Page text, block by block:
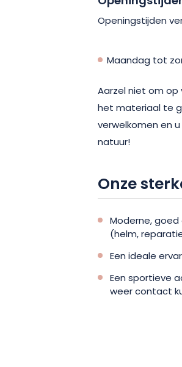
Openingstijden
Maandag tot
Aarzel niet om
het materiaal te
verwelkomen en
natuur!
Onze
Moderne,
(helm,
Een ideale
Een sportieve
weer contact